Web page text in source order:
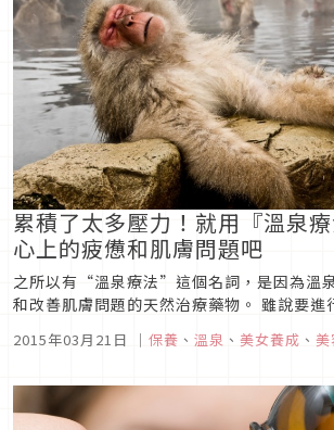
累積了太多壓力！就用『溫泉
心上的疲憊和肌膚問題吧
之所以有“溫泉療法”這個名詞，是因為溫
和改善肌膚問題的天然治療藥物。 雖說要進
了解了溫泉的特徵（泉水特質）還有對美容
2015年03月21日 ｜ 保養 、 溫泉 、 美女養成 、 美